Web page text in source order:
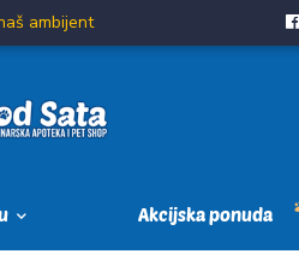
ambijent
Akcijska ponuda